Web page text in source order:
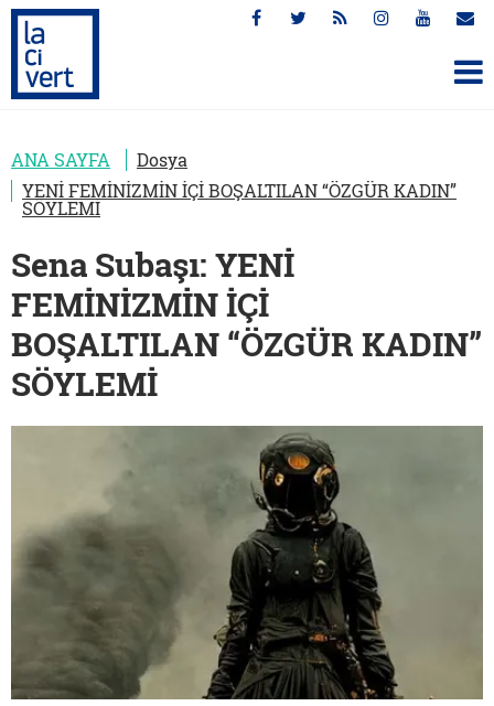
ANA SAYFA
Dosya
YENİ FEMİNİZMİN İÇİ BOŞALTILAN “ÖZGÜR KADIN”
SÖYLEMİ
Sena Subaşı: YENİ
FEMİNİZMİN İÇİ
BOŞALTILAN “ÖZGÜR KADIN”
SÖYLEMİ